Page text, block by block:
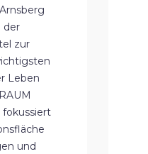
der
zur
Leben
fokussiert
und